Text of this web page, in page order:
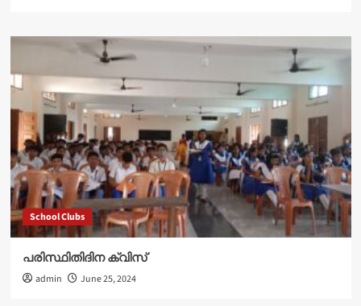
School Clubs
പരിസ്ഥിതിദിന ക്വിസ്
admin June 25, 2024